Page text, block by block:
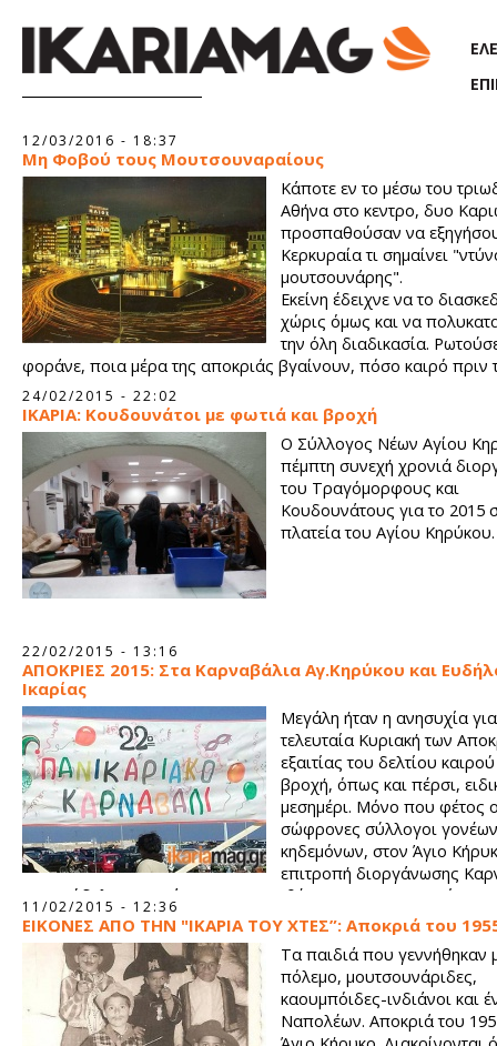
12/03/2016 - 18:37
Μη Φοβού τους Μουτσουναραίους
Κάποτε εν το μέσω του
Αθήνα στο κεντρο, δυο
προσπαθούσαν να
Κερκυραία τι σημαίνει
μουτσουνάρης".
Εκείνη έδειχνε να το
χώρις όμως και να
την όλη διαδικασία.
φοράνε, ποια μέρα της αποκριάς βγαίνουν, πόσο καιρό πριν
προετοιμάζουν, πόσα άτομα ειναι το γκρουπ, σε ποιο μέρος
event, για να παρει απαντήσεις που δεν περίμενε.
24/02/2015 - 22:02
ΙΚΑΡΙΑ: Κουδουνάτοι με φωτιά και βροχή
Ο Σύλλογος Νέων Αγίου
πέμπτη συνεχή χρονιά
του Τραγόμορφους και
Κουδουνάτους για το 2015
πλατεία του Αγίου Κηρύκου.
22/02/2015 - 13:16
ΑΠΟΚΡΙΕΣ 2015: Στα Καρναβάλια Αγ.Κηρύκου και
Ικαρίας
Μεγάλη ήταν η ανησυχία
τελευταία Κυριακή των
εξαιτίας του δελτίου
βροχή, όπως και πέρσι,
μεσημέρι. Μόνο που φέτος
σώφρονες σύλλογοι
κηδεμόνων, στον Άγιο
επιτροπή διοργάνωσης
στον Εύδηλο, αποφάσισαν να μεταθέσουν την ημερομηνία και
αποφύγουν τις δυσάρεστες εκπλήξεις.
11/02/2015 - 12:36
ΕΙΚΟΝΕΣ ΑΠΟ ΤΗΝ "ΙΚΑΡΙΑ ΤΟΥ ΧΤΕΣ”: Aποκριά του
Τα παιδιά που γεννήθηκαν
πόλεμο, μουτσουνάριδες,
καουμπόιδες-ινδιάνοι και
Ναπολέων. Αποκριά του